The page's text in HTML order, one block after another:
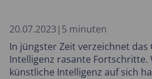
20.07.2023 | 5 minuten
In jüngster Zeit verzeichnet
Intelligenz rasante Fortschritte.
künstliche Intelligenz auf sich